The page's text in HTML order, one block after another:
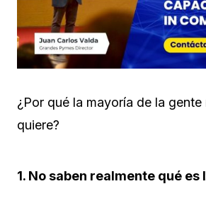
¿Por qué la mayoría de la
quiere?
1. No saben realmente qué es